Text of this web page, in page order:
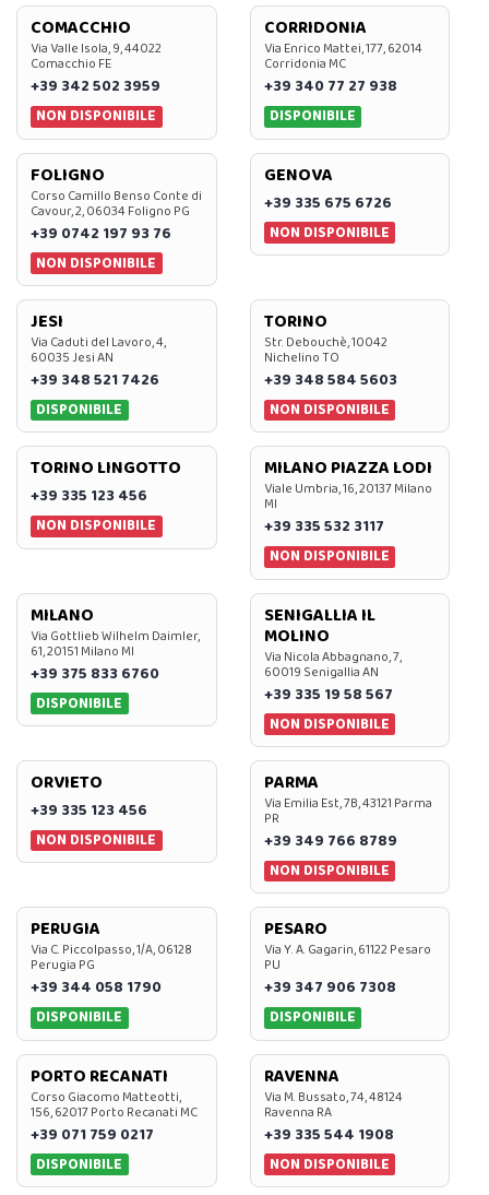
COMACCHIO
Via Valle Isola, 9, 44022
Comacchio FE
+39 342 502 3959
NON DISPONIBILE
CORRIDONIA
Via Enrico Mattei, 177, 62014
Corridonia MC
+39 340 77 27 938
DISPONIBILE
FOLIGNO
Corso Camillo Benso Conte di
Cavour, 2, 06034 Foligno PG
+39 0742 197 93 76
NON DISPONIBILE
GENOVA
+39 335 675 6726
NON DISPONIBILE
JESI
Via Caduti del Lavoro, 4,
60035 Jesi AN
+39 348 521 7426
DISPONIBILE
TORINO
Str. Debouchè, 10042
Nichelino TO
+39 348 584 5603
NON DISPONIBILE
TORINO LINGOTTO
+39 335 123 456
NON DISPONIBILE
MILANO PIAZZA LODI
Viale Umbria, 16, 20137 Milano
MI
+39 335 532 3117
NON DISPONIBILE
MILANO
Via Gottlieb Wilhelm Daimler,
61, 20151 Milano MI
+39 375 833 6760
DISPONIBILE
SENIGALLIA IL
MOLINO
Via Nicola Abbagnano, 7,
60019 Senigallia AN
+39 335 19 58 567
NON DISPONIBILE
ORVIETO
+39 335 123 456
NON DISPONIBILE
PARMA
Via Emilia Est, 7B, 43121 Parma
PR
+39 349 766 8789
NON DISPONIBILE
PERUGIA
Via C. Piccolpasso, 1/A, 06128
Perugia PG
+39 344 058 1790
DISPONIBILE
PESARO
Via Y. A. Gagarin, 61122 Pesaro
PU
+39 347 906 7308
DISPONIBILE
PORTO RECANATI
Corso Giacomo Matteotti,
156, 62017 Porto Recanati MC
+39 071 759 0217
DISPONIBILE
RAVENNA
Via M. Bussato, 74, 48124
Ravenna RA
+39 335 544 1908
NON DISPONIBILE